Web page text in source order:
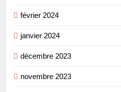
février 2024
janvier 2024
décembre 2023
novembre 2023